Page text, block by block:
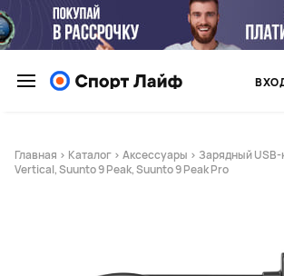
Главная > Каталог > Аксессуары > Зарядный
Vertical, Suunto 9 Peak, Suunto 9 Peak Pro